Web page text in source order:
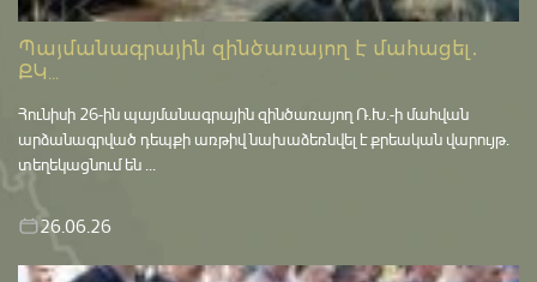
Պայմանագրային զինծառայող է մահացել․
ՔԿ...
Հունիսի 26-ին պայմանագրային զինծառայող Ռ.Խ.-ի մահվան
արձանագրված դեպքի առթիվ նախաձեռնվել է քրեական վարույթ․
տեղեկացնում են ...
26.06.26